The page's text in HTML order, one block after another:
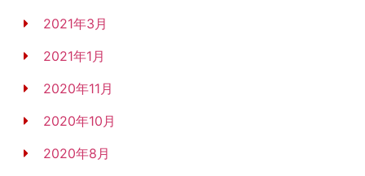
2021年3月
2021年1月
2020年11月
2020年10月
2020年8月